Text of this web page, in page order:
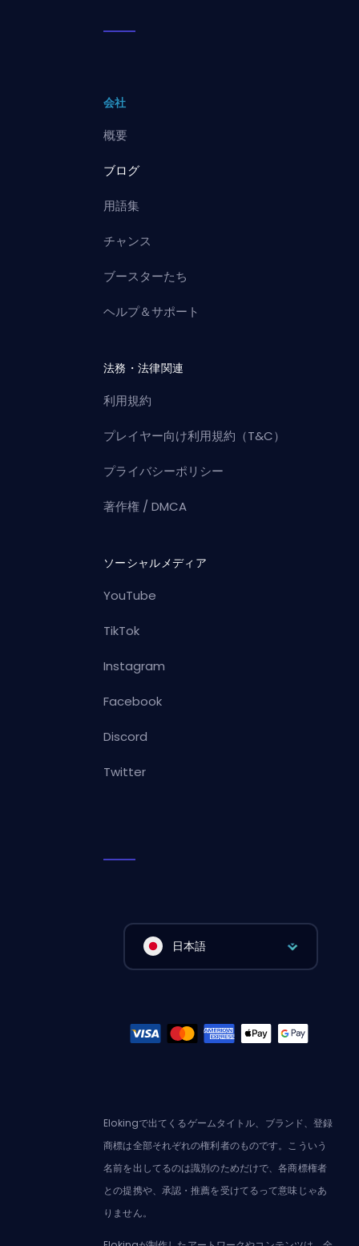
会社
概要
ブログ
用語集
チャンス
ブースターたち
ヘルプ＆サポート
法務・法律関連
利用規約
プレイヤー向け利用規約（T&C）
プライバシーポリシー
著作権 / DMCA
ソーシャルメディア
YouTube
TikTok
Instagram
Facebook
Discord
Twitter
日本語
Elokingで出てくるゲームタイトル、ブランド、登録
商標は全部それぞれの権利者のものです。こういう
名前を出してるのは識別のためだけで、各商標権者
との提携や、承認・推薦を受けてるって意味じゃあ
りません。